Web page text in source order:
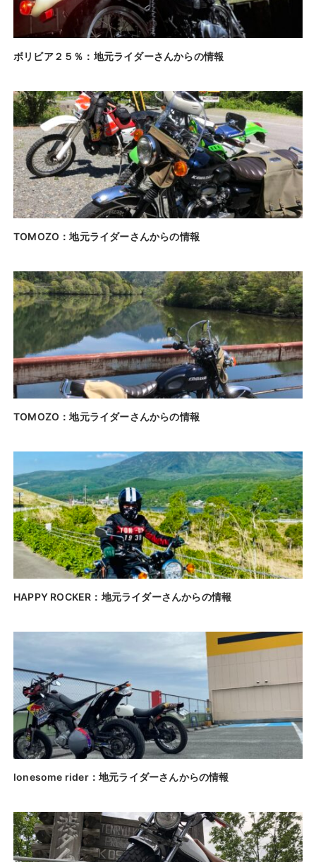
ボリビア２５％：地元ライダーさんからの情報
TOMOZO：地元ライダーさんからの情報
TOMOZO：地元ライダーさんからの情報
HAPPY ROCKER：地元ライダーさんからの情報
lonesome rider：地元ライダーさんからの情報